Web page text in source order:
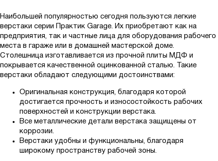
Наибольшей популярностью сегодня пользуются легкие
верстаки серии Практик Garage. Их приобретают как на
предприятия, так и частные лица для оборудования рабочего
места в гараже или в домашней мастерской доме.
Столешница изготавливается из прочной плиты МДФ и
покрывается качественной оцинкованной сталью. Такие
верстаки обладают следующими достоинствами:
Оригинальная конструкция, благодаря которой
достигается прочность и износостойкость рабочих
поверхностей и конструкции верстака.
Все металлические детали верстака защищены от
коррозии.
Верстаки удобны и функциональны, благодаря
широкому пространству рабочей зоны.
ППК
ППК-КП
ППМО
ППО
ППО-КП
ППОО
ППОО-КП
ППС
ППС-2